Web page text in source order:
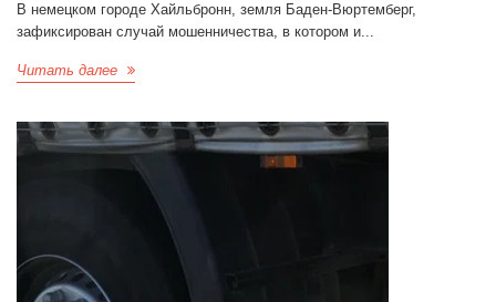
В немецком городе Хайльбронн, земля Баден-Вюртемберг,
зафиксирован случай мошенничества, в котором и...
Читать далее